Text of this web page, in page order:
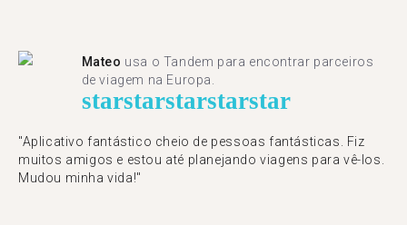
Mateo usa o Tandem para encontrar parceiros
de viagem na Europa.
starstarstarstarstar
"Aplicativo fantástico cheio de pessoas fantásticas. Fiz
muitos amigos e estou até planejando viagens para vê-los.
Mudou minha vida!"